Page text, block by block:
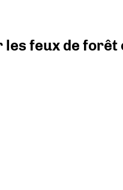
feux de forêt